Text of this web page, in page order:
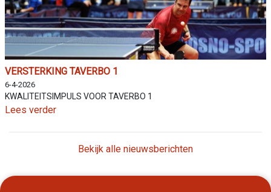
VERSTERKING TAVERBO 1
6-4-2026
KWALITEITSIMPULS VOOR TAVERBO 1
Lees verder
Bekijk alle nieuwsberichten